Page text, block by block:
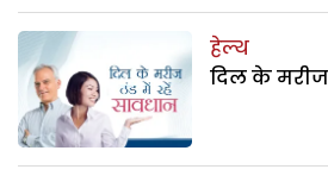
हेल्थ
दिल के